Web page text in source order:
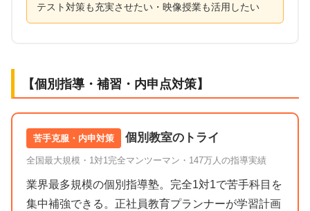
テスト対策も充実させたい・映像授業も活用したい
【個別指導・補習・内申点対策】
苦手克服・内申対策 個別教室のトライ
全国最大規模・1対1完全マンツーマン・147万人の指導実績
業界最多規模の個別指導塾。完全1対1で苦手科目を
集中補強できる。正社員教育プランナーが学習計画